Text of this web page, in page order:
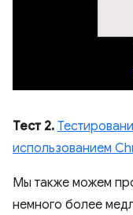
Тест 2.
использованием
Мы также можем
немного более